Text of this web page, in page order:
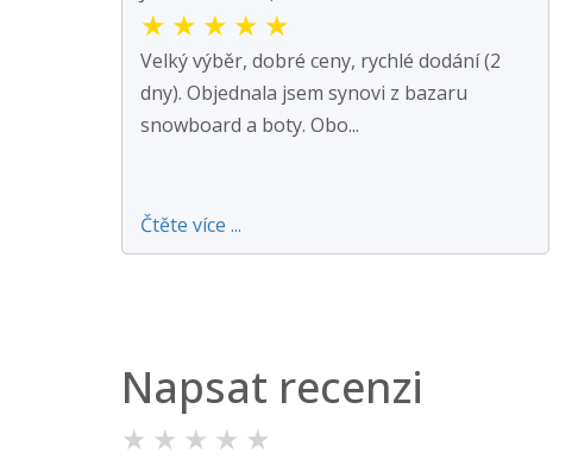
★ ★ ★ ★ ★
Velký výběr, dobré ceny, rychlé dodání (2
dny). Objednala jsem synovi z bazaru
snowboard a boty. Obo...
Čtěte více ...
Napsat recenzi
★ ★ ★ ★ ★